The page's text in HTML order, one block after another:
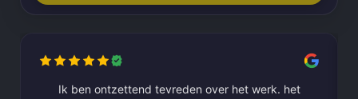
Ik ben ontzettend tevreden over het werk. het